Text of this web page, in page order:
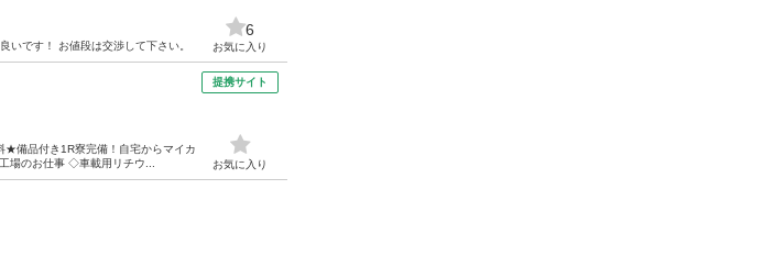
です！ お値段は交渉して下さい。
6
お気に入り
★備品付き1R寮完備！自宅からマイカ
場のお仕事 ◇車載用リチウ...
提携サイト
お気に入り